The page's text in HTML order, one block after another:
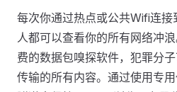
每次你通过热点或公共Wifi连
人都可以查看你的所有网络冲
费的数据包嗅探软件，犯罪分
传输的所有内容。通过使用专